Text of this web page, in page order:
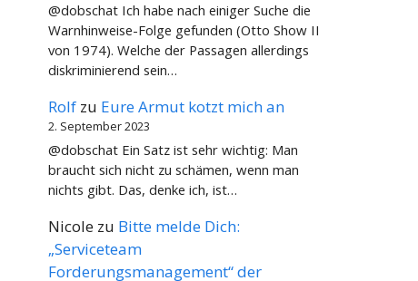
@dobschat Ich habe nach einiger Suche die
Warnhinweise-Folge gefunden (Otto Show II
von 1974). Welche der Passagen allerdings
diskriminierend sein…
Rolf zu Eure Armut kotzt mich an
2. September 2023
@dobschat Ein Satz ist sehr wichtig: Man
braucht sich nicht zu schämen, wenn man
nichts gibt. Das, denke ich, ist…
Nicole zu Bitte melde Dich:
„Serviceteam
Forderungsmanagement“ der